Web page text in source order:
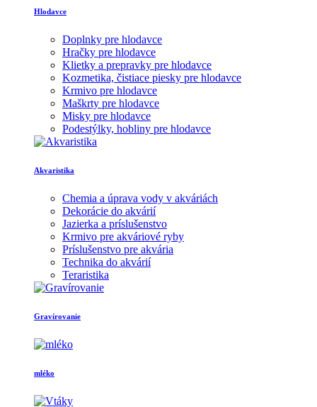
Hlodavce
Doplnky pre hlodavce
Hračky pre hlodavce
Klietky a prepravky pre hlodavce
Kozmetika, čistiace piesky pre hlodavce
Krmivo pre hlodavce
Maškrty pre hlodavce
Misky pre hlodavce
Podestýlky, hobliny pre hlodavce
Akvaristika
Chemia a úprava vody v akváriách
Dekorácie do akvárií
Jazierka a príslušenstvo
Krmivo pre akváriové ryby
Príslušenstvo pre akvária
Technika do akvárií
Teraristika
Gravírovanie
mléko